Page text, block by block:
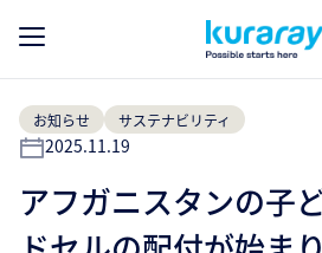
お知らせ サステナビリティ
2025.11.19
アフガニスタンの子